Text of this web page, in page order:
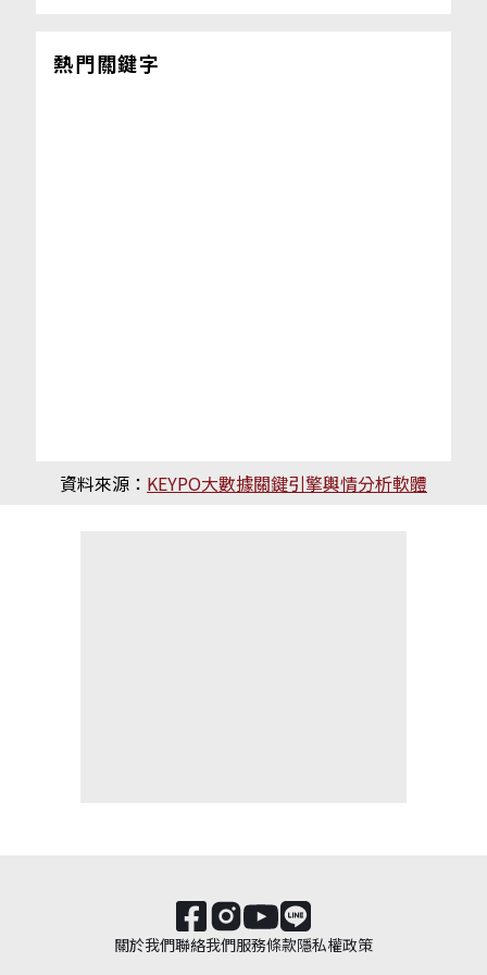
熱門關鍵字
資料來源： KEYPO大數據關鍵引擎輿情分析軟體
關於我們聯絡我們服務條款隱私權政策